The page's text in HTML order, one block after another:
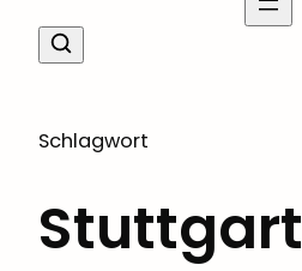
Schlagwort
Stuttgart